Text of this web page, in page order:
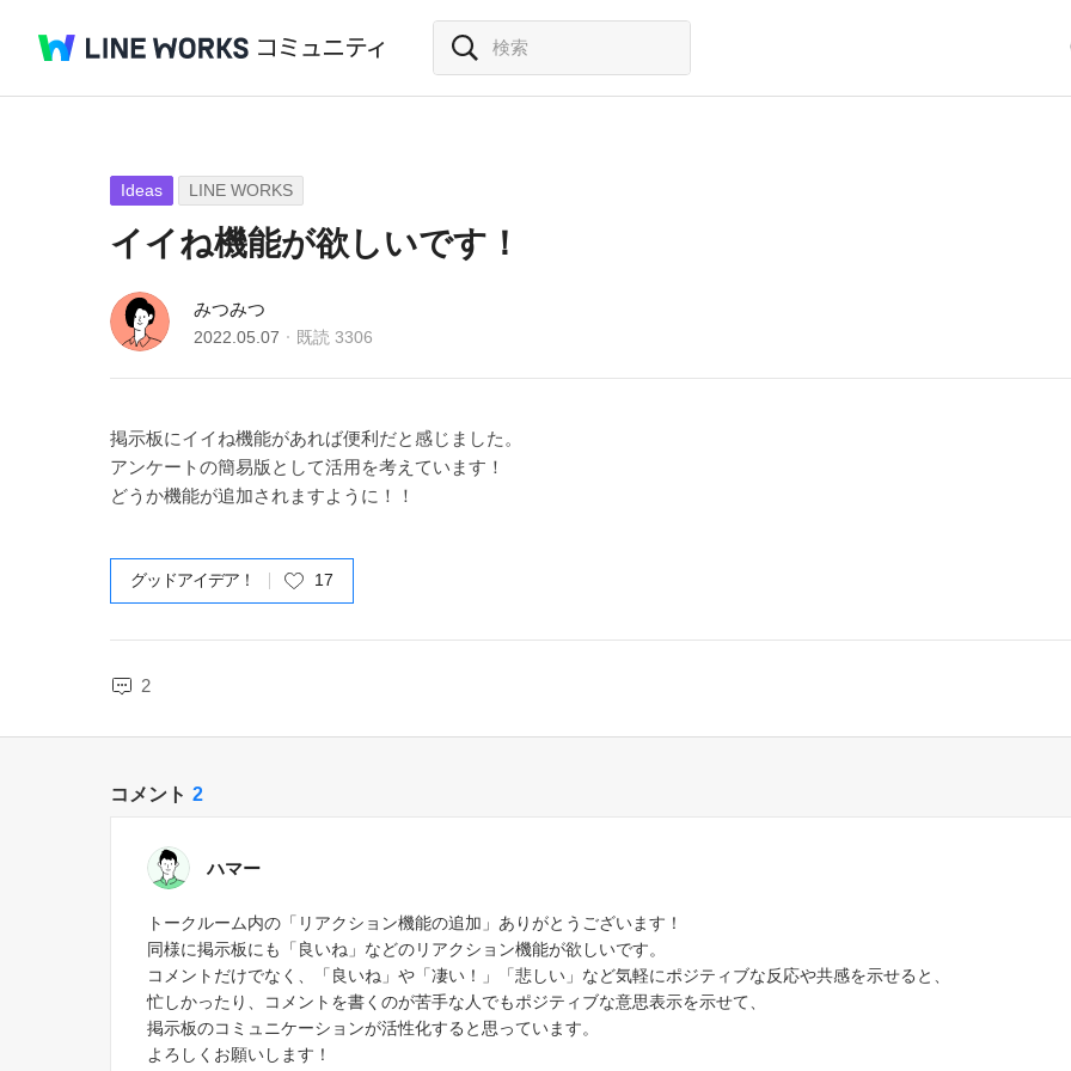
Ideas LINE WORKS
イイね機能が欲しいです！
みつみつ
2022.05.07 既読 3306
掲示板にイイね機能があれば便利だと感じました。
アンケートの簡易版として活用を考えています！
どうか機能が追加されますように！！
グッドアイデア！ 17
2
コメント 2
ハマー
トークルーム内の「リアクション機能の追加」ありがとうございます！
同様に掲示板にも「良いね」などのリアクション機能が欲しいです。
コメントだけでなく、「良いね」や「凄い！」「悲しい」など気軽にポジティブな反応や共感を示せると、
忙しかったり、コメントを書くのが苦手な人でもポジティブな意思表示を示せて、
掲示板のコミュニケーションが活性化すると思っています。
よろしくお願いします！